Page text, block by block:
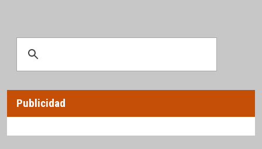
Publicidad